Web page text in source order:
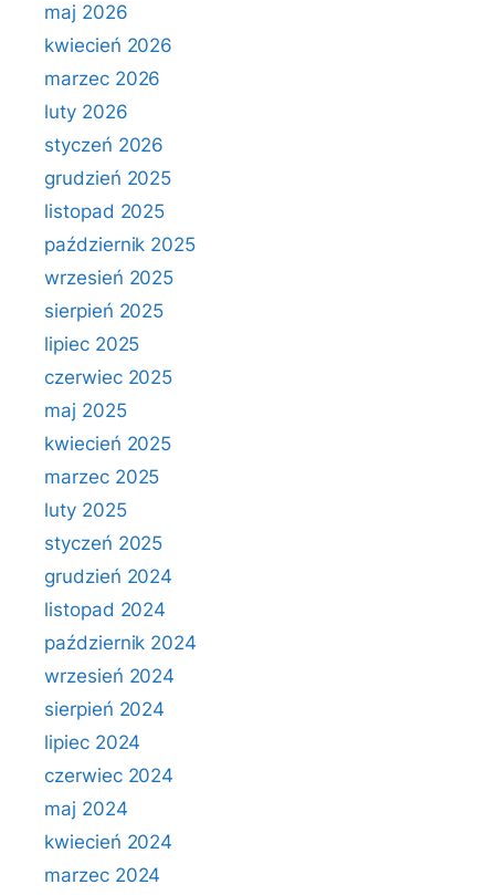
maj 2026
kwiecień 2026
marzec 2026
luty 2026
styczeń 2026
grudzień 2025
listopad 2025
październik 2025
wrzesień 2025
sierpień 2025
lipiec 2025
czerwiec 2025
maj 2025
kwiecień 2025
marzec 2025
luty 2025
styczeń 2025
grudzień 2024
listopad 2024
październik 2024
wrzesień 2024
sierpień 2024
lipiec 2024
czerwiec 2024
maj 2024
kwiecień 2024
marzec 2024